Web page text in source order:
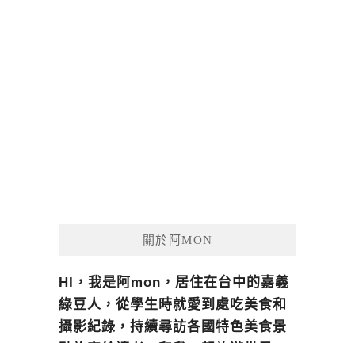
關於阿MON
HI，我是阿mon，居住在台中的嘉義
綠豆人，從學生時就愛到處吃美食和
攝影紀錄，持續尋訪各國特色美食景